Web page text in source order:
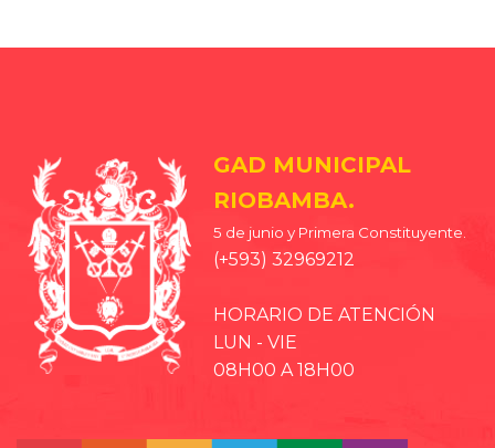
GAD MUNICIPAL
RIOBAMBA.
5 de junio y Primera Constituyente.
(+593) 32969212
HORARIO DE ATENCIÓN
LUN - VIE
08H00 A 18H00